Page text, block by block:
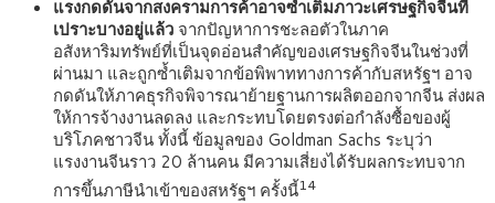
แรงกดดันจากสงครามการค้าอาจซ้ำเติมภาวะเศรษฐกิจจีนที่
เปราะบางอยู่แล้ว จากปัญหาการชะลอตัวในภาค
อสังหาริมทรัพย์ที่เป็นจุดอ่อนสำคัญของเศรษฐกิจจีนในช่วงที่
ผ่านมา และถูกซ้ำเติมจากข้อพิพาททางการค้ากับสหรัฐฯ อาจ
กดดันให้ภาคธุรกิจพิจารณาย้ายฐานการผลิตออกจากจีน ส่งผล
ให้การจ้างงานลดลง และกระทบโดยตรงต่อกำลังซื้อของผู้
บริโภคชาวจีน ทั้งนี้ ข้อมูลของ Goldman Sachs ระบุว่า
แรงงานจีนราว 20 ล้านคน มีความเสี่ยงได้รับผลกระทบจาก
การขึ้นภาษีนำเข้าของสหรัฐฯ ครั้งนี้14